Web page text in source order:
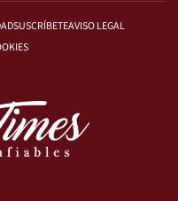
SUSCRÍBETEAVISO LEGAL